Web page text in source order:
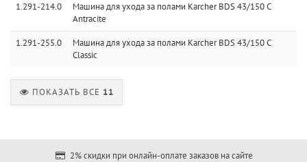
1.291-214.0
Машина для ухода за полами Karcher BDS 43/150 C
Antracite
1.291-255.0
Машина для ухода за полами Karcher BDS 43/150 C
Classic
ПОКАЗАТЬ ВСЕ 11
2% скидки при онлайн-оплате заказов на сайте